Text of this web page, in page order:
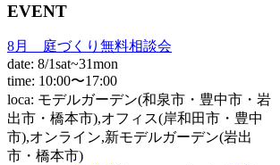
EVENT
8月 庭づくり無料相談会
date: 8/1sat~31mon
time: 10:00〜17:00
loca: モデルガーデン(和泉市・豊中市・岩
出市・橋本市),オフィス(岸和田市・豊中
市),オンライン,新モデルガーデン(岩出
市・橋本市)